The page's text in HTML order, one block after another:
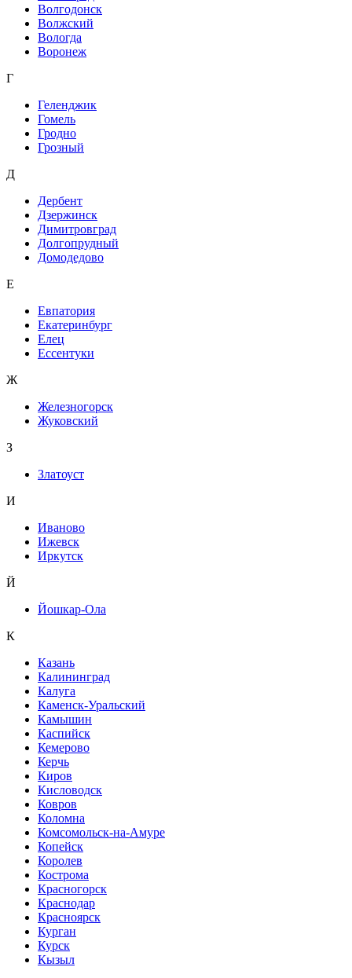
Волгодонск
Волжский
Вологда
Воронеж
Г
Геленджик
Гомель
Гродно
Грозный
Д
Дербент
Дзержинск
Димитровград
Долгопрудный
Домодедово
Е
Евпатория
Екатеринбург
Елец
Ессентуки
Ж
Железногорск
Жуковский
З
Златоуст
И
Иваново
Ижевск
Иркутск
Й
Йошкар-Ола
К
Казань
Калининград
Калуга
Каменск-Уральский
Камышин
Каспийск
Кемерово
Керчь
Киров
Кисловодск
Ковров
Коломна
Комсомольск-на-Амуре
Копейск
Королев
Кострома
Красногорск
Краснодар
Красноярск
Курган
Курск
Кызыл